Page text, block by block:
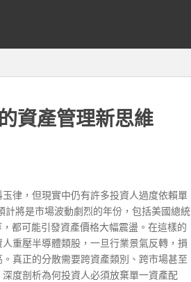
資產管理新思維
律，但現實中仍有許多投資人過度依賴單
將是市場波動劇烈的年份，包括美國總統
都可能引發資產價格大幅震盪。在這樣的
重壓半導體類股，一旦行業景氣反轉，損
真正的分散需要跨資產類別、跨市場甚至
度剖析為何投資人必須放棄單一資產配